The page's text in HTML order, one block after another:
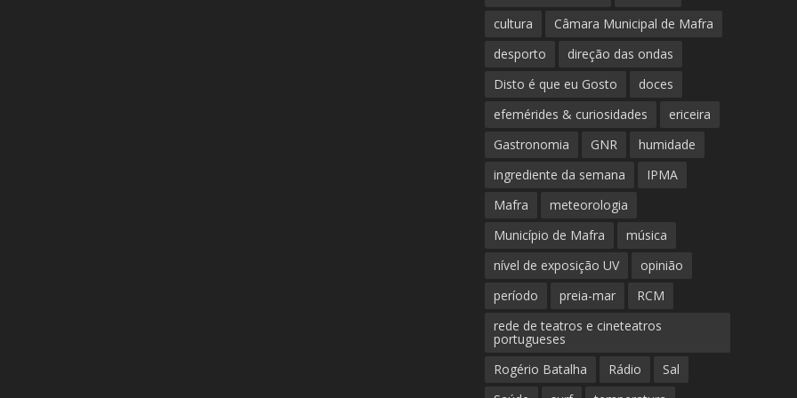
cultura
Câmara Municipal de Mafra
desporto
direção das ondas
Disto é que eu Gosto
doces
efemérides & curiosidades
ericeira
Gastronomia
GNR
humidade
ingrediente da semana
IPMA
Mafra
meteorologia
Município de Mafra
música
nível de exposição UV
opinião
período
preia-mar
RCM
rede de teatros e cineteatros
portugueses
Rogério Batalha
Rádio
Sal